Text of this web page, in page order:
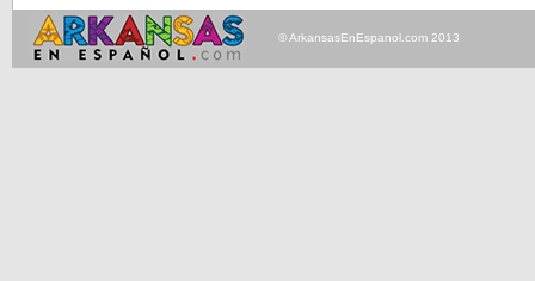
© ArkansasEnEspanol.com 2013